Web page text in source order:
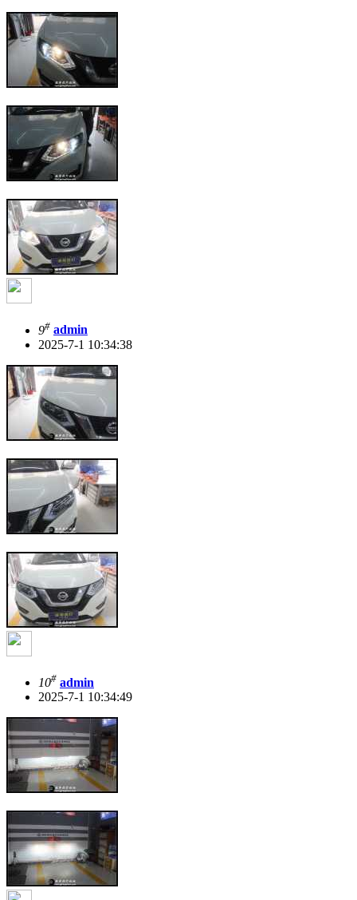
9# admin
2025-7-1 10:34:38
10# admin
2025-7-1 10:34:49